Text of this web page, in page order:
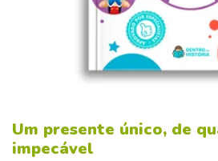
Um presente único, de
impecável